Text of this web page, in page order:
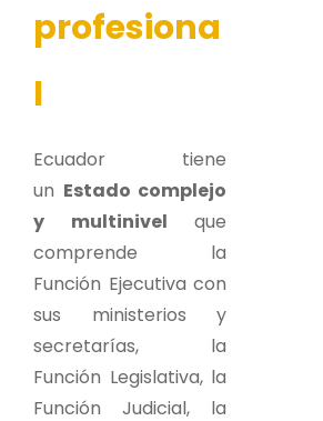
profesiona
l
Ecuador tiene
un Estado complejo
y multinivel que
comprende la
Función Ejecutiva con
sus ministerios y
secretarías, la
Función Legislativa, la
Función Judicial, la